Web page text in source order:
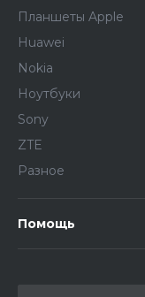
Планшеты Apple
Huawei
Nokia
Ноутбуки
Sony
ZTE
Разное
Помощь